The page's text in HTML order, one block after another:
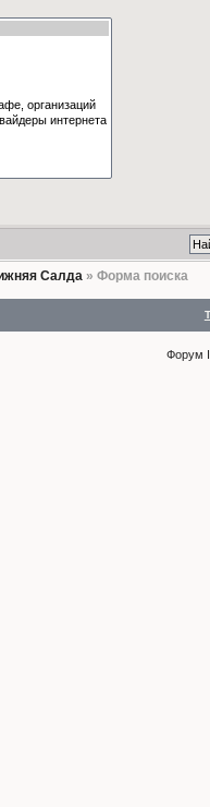
Салда» Форма поиска
Форум